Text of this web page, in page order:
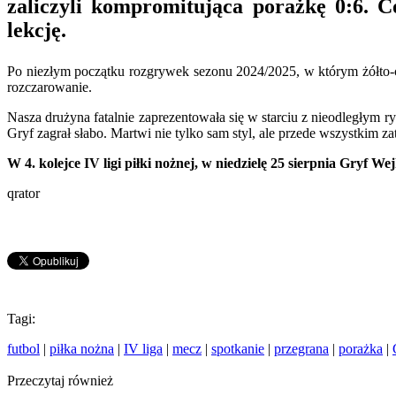
zaliczyli kompromitująca porażkę 0:6.
lekcję.
Po niezłym początku rozgrywek sezonu 2024/2025, w którym
rozczarowanie.
Nasza drużyna fatalnie zaprezentowała się w starciu z
Gryf zagrał słabo. Martwi nie tylko sam styl, ale przede wszystkim
W 4. kolejce IV ligi piłki nożnej, w niedzielę 25 sierpnia Gryf
qrator
Tagi:
futbol | piłka nożna | IV liga | mecz | spotkanie | przegrana | porażka |
Przeczytaj również